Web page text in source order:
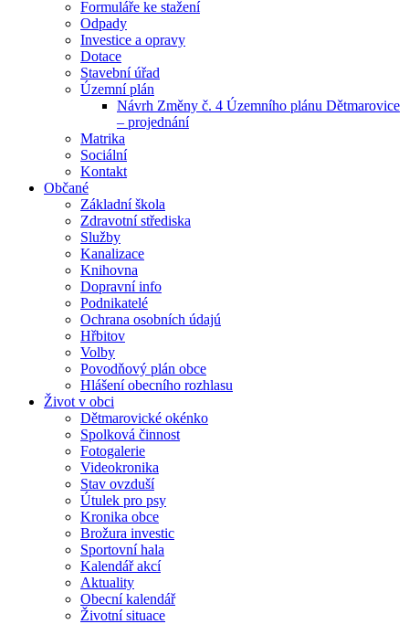
Formuláře ke stažení
Odpady
Investice a opravy
Dotace
Stavební úřad
Územní plán
Návrh Změny č. 4 Územního plánu Dětmarovice
– projednání
Matrika
Sociální
Kontakt
Občané
Základní škola
Zdravotní střediska
Služby
Kanalizace
Knihovna
Dopravní info
Podnikatelé
Ochrana osobních údajú
Hřbitov
Volby
Povodňový plán obce
Hlášení obecního rozhlasu
Život v obci
Dětmarovické okénko
Spolková činnost
Fotogalerie
Videokronika
Stav ovzduší
Útulek pro psy
Kronika obce
Brožura investic
Sportovní hala
Kalendář akcí
Aktuality
Obecní kalendář
Životní situace